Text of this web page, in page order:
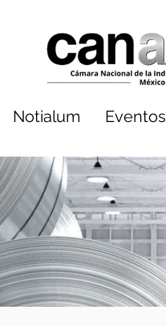
Notialum Eventos